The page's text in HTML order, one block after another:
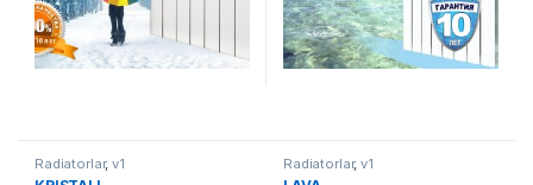
Radiatorlar,v1 Radiatorlar,v1